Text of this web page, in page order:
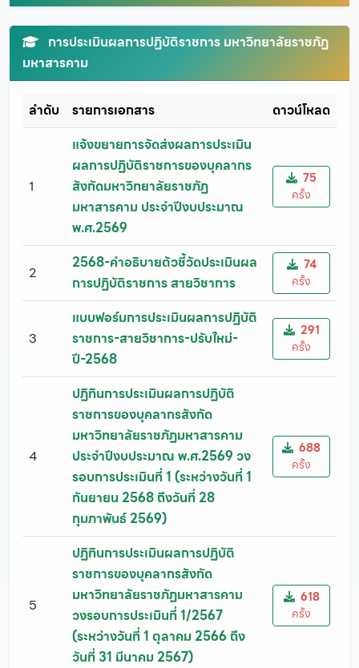
การประเมินผลการปฏิบัติราชการ มหาวิทยาลัยราชภัฏ
มหาสารคาม
ลำดับ รายการเอกสาร ดาวน์โหลด
1
แจ้งขยายการจัดส่งผลการประเมิน
ผลการปฏิบัติราชการของบุคลากร
สังกัดมหาวิทยาลัยราชภัฏ
มหาสารคาม ประจำปีงบประมาณ
พ.ศ.2569
75
ครั้ง
2
2568-คำอธิบายตัวชี้วัดประเมินผล
การปฏิบัติราชการ สายวิชาการ
74
ครั้ง
3
แบบฟอร์มการประเมินผลการปฏิบัติ
ราชการ-สายวิชาการ-ปรับใหม่-
ปี-2568
291
ครั้ง
4
ปฏิทินการประเมินผลการปฏิบัติ
ราชการของบุคลากรสังกัด
มหาวิทยาลัยราชภัฏมหาสารคาม
ประจำปีงบประมาณ พ.ศ.2569 วง
รอบการประเมินที่ 1 (ระหว่างวันที่ 1
กันยายน 2568 ถึงวันที่ 28
กุมภาพันธ์ 2569)
688
ครั้ง
5
ปฏิทินการประเมินผลการปฏิบัติ
ราชการของบุคลากรสังกัด
มหาวิทยาลัยราชภัฏมหาสารคาม
วงรอบการประเมินที่ 1/2567
(ระหว่างวันที่ 1 ตุลาคม 2566 ถึง
วันที่ 31 มีนาคม 2567)
618
ครั้ง